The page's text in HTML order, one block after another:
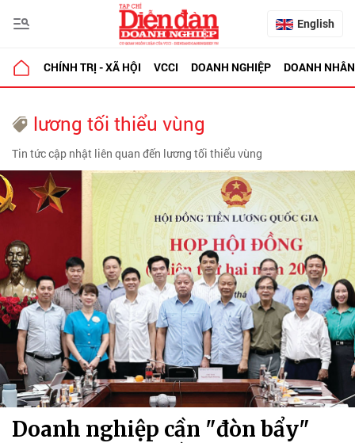
English
CHÍNH TRỊ - XÃ HỘI VCCI DOANH NGHIỆP DOANH NHÂN
lương tối thiểu vùng
Tin tức cập nhật liên quan đến lương tối thiểu vùng
Doanh nghiệp cần "đòn bẩy"